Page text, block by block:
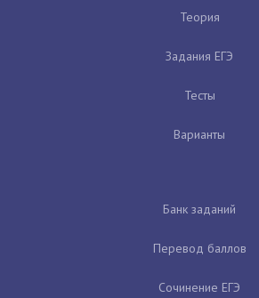
Теория
Задания ЕГЭ
Тесты
Варианты
Банк заданий
Перевод баллов
Сочинение ЕГЭ